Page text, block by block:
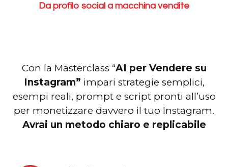
Da profilo social a macchina vendite
Con la Masterclass “AI per Vendere su
Instagram” impari strategie semplici,
esempi reali, prompt e script pronti all’uso
per monetizzare davvero il tuo Instagram.
Avrai un metodo chiaro e replicabile